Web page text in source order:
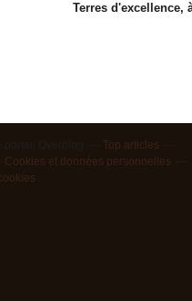
Terres d'excellence,
Top articles
Cookies et données personnelles